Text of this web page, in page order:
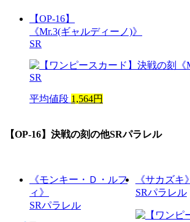
【OP-16】
《Mr.3(ギャルディーノ)》
SR
平均値段 1,564円
【OP-16】決戦の刻の他SRパラレル
《モンキー・Ｄ・ルフ
ィ》
SRパラレル
《サカズキ》
SRパラレル